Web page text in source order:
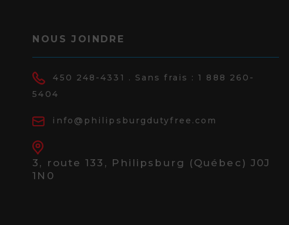
NOUS JOINDRE
450 248-4331 . Sans frais :1 888 260-
5404
info@philipsburgdutyfree.com
3, route 133, Philipsburg (Québec) J0J
1N0